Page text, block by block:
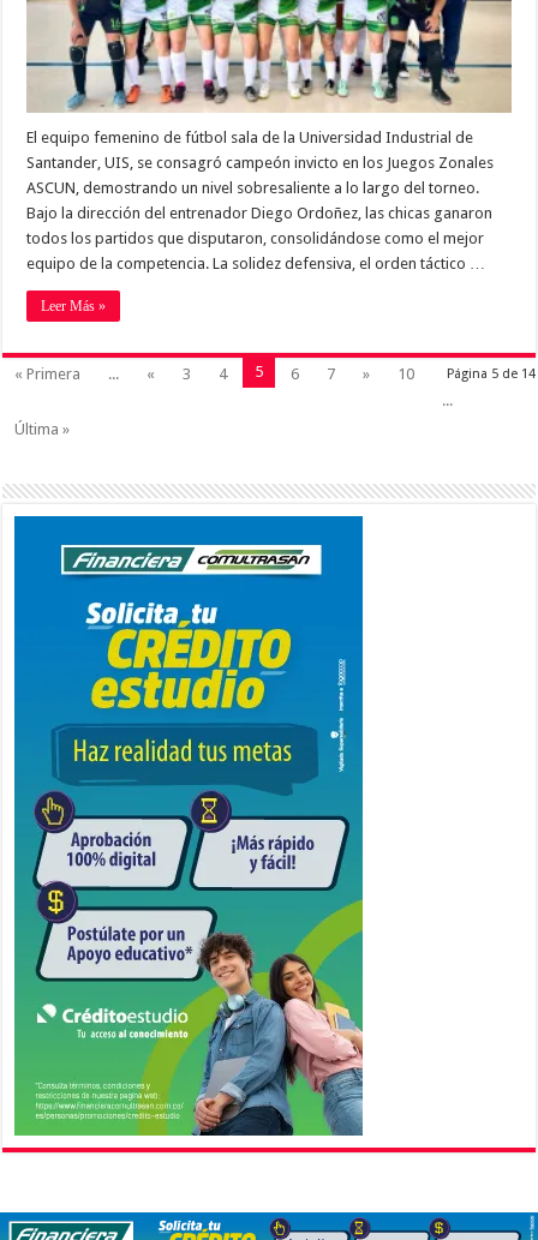
El equipo femenino de fútbol sala de la Universidad Industrial de
Santander, UIS, se consagró campeón invicto en los Juegos Zonales
ASCUN, demostrando un nivel sobresaliente a lo largo del torneo.
Bajo la dirección del entrenador Diego Ordoñez, las chicas ganaron
todos los partidos que disputaron, consolidándose como el mejor
equipo de la competencia. La solidez defensiva, el orden táctico …
Leer Más »
Página 5 de 14
« Primera ... « 3 4 5 6 7 »
10
...
Última »